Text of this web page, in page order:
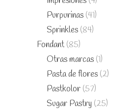
Purpurinas (41)
Sprinkles (84)
Fondant (85)
Otras marcas (1)
Pasta de flores (2)
Pastkolor (57)
Sugar Pastry (25)